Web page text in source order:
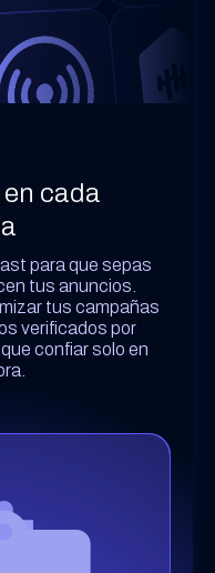
cada
para que sepas
tus anuncios.
tus campañas
verificados por
confiar solo en